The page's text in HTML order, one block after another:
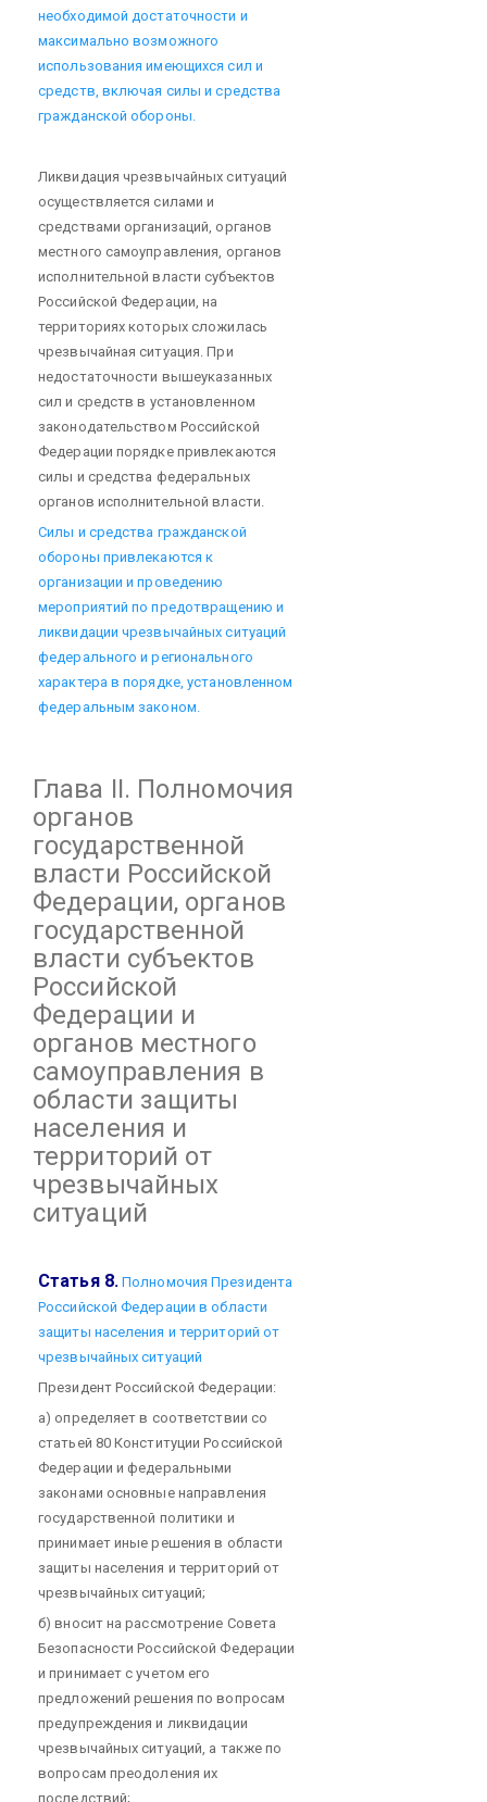
необходимой достаточности и
максимально возможного
использования имеющихся сил и
средств, включая силы и средства
гражданской обороны.
Ликвидация чрезвычайных ситуаций
осуществляется силами и
средствами организаций, органов
местного самоуправления, органов
исполнительной власти субъектов
Российской Федерации, на
территориях которых сложилась
чрезвычайная ситуация. При
недостаточности вышеуказанных
сил и средств в установленном
законодательством Российской
Федерации порядке привлекаются
силы и средства федеральных
органов исполнительной власти.
Силы и средства гражданской
обороны привлекаются к
организации и проведению
мероприятий по предотвращению и
ликвидации чрезвычайных ситуаций
федерального и регионального
характера в порядке, установленном
федеральным законом.
Глава II. Полномочия
органов
государственной
власти Российской
Федерации, органов
государственной
власти субъектов
Российской
Федерации и
органов местного
самоуправления в
области защиты
населения и
территорий от
чрезвычайных
ситуаций
Статья 8.Полномочия Президента
Российской Федерации в области
защиты населения и территорий от
чрезвычайных ситуаций
Президент Российской Федерации:
а) определяет в соответствии со
статьей 80 Конституции Российской
Федерации и федеральными
законами основные направления
государственной политики и
принимает иные решения в области
защиты населения и территорий от
чрезвычайных ситуаций;
б) вносит на рассмотрение Совета
Безопасности Российской Федерации
и принимает с учетом его
предложений решения по вопросам
предупреждения и ликвидации
чрезвычайных ситуаций, а также по
вопросам преодоления их
последствий;